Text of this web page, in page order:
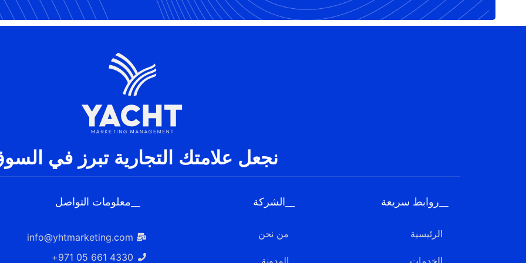
نجعل علامتك التجارية تبرز في
روابط سريعة
الرئيسية
الشركة
من نحن
معلومات التواصل
info@yhtmarketing.com
4330 661 05 971+